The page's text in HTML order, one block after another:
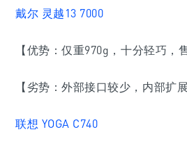
戴尔 灵越13 7000
【优势：仅重970g，十分轻巧，
【劣势：外部接口较少，内部扩
联想 YOGA C740